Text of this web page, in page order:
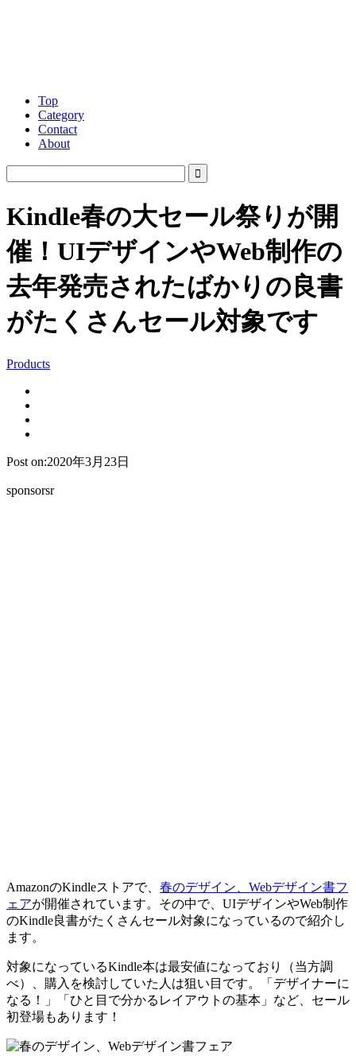
Top
Category
Contact
About
Kindle春の大セール祭りが開
催！UIデザインやWeb制作の
去年発売されたばかりの良書
がたくさんセール対象です
Products
Post on:2020年3月23日
sponsorsr
AmazonのKindleストアで、 春のデザイン、Webデザイン書フ
ェアが開催されています。その中で、UIデザインやWeb制作
のKindle良書がたくさんセール対象になっているので紹介し
ます。
対象になっているKindle本は最安値になっており（当方調
べ）、購入を検討していた人は狙い目です。「デザイナーに
なる！」「ひと目で分かるレイアウトの基本」など、セール
初登場もあります！